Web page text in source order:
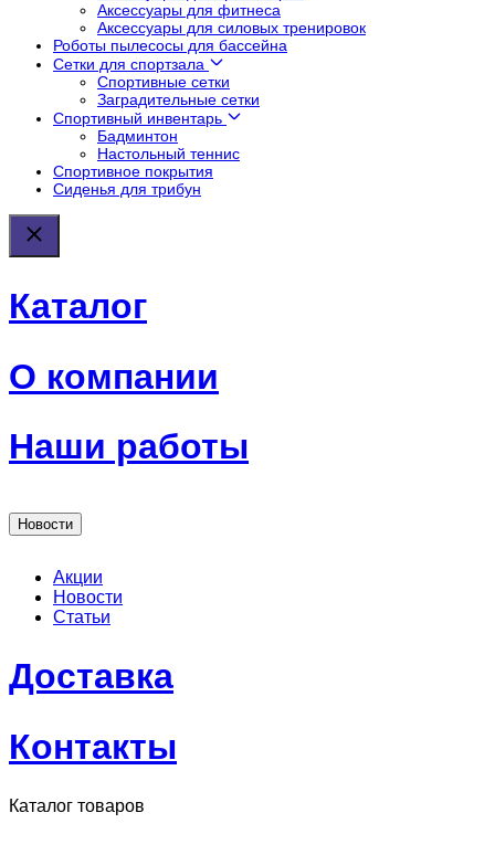
Аксессуары для фитнеса
Аксессуары для силовых тренировок
Роботы пылесосы для бассейна
Сетки для спортзала
Спортивные сетки
Заградительные сетки
Спортивный инвентарь
Бадминтон
Настольный теннис
Спортивное покрытия
Сиденья для трибун
Каталог
О компании
Наши работы
Новости
Акции
Новости
Статьи
Доставка
Контакты
Каталог товаров